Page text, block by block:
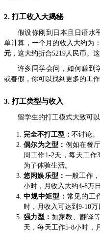
2. 打工收入大揭秘
假设你刚到日本且日语水
单计算，一个月的收入大约为：
元 ，这大约折合5219人民币。
许多同学会问，如何赚到
或春假，你可以找到更多的工
3. 打工类型与收入
留学生的打工模式大致可
完全不打工型： 不讨论。
偶尔为之型： 例如在餐
周工作1-2天，每天工
为了体验生活。
悠闲娱乐型： 一般工作
小时，月收入大约4-8万
中规中矩型： 常见的工
时，月收入可达到9-10万
强力型： 如家教、翻译
天，每天工作5-8小时，